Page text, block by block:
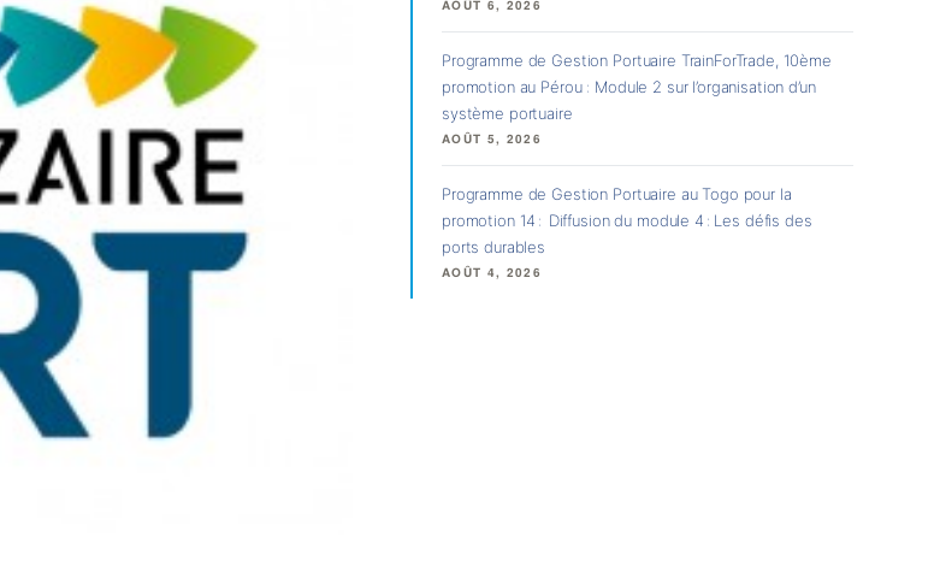
AOÛT 6, 2026
Programme de Gestion Portuaire TrainForTrade, 10ème
promotion au Pérou : Module 2 sur l’organisation d’un
système portuaire
AOÛT 5, 2026
Programme de Gestion Portuaire au Togo pour la
promotion 14 : Diffusion du module 4 : Les défis des
ports durables
AOÛT 4, 2026